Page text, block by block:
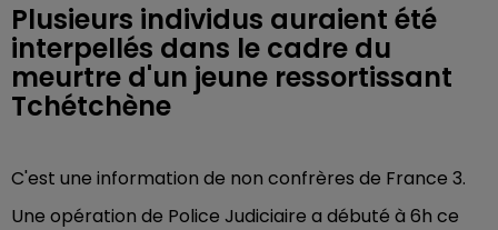
Plusieurs individus auraient été
interpellés dans le cadre du
meurtre d'un jeune ressortissant
Tchétchène
C'est une information de non confrères de France 3.
Une opération de Police Judiciaire a débuté à 6h ce